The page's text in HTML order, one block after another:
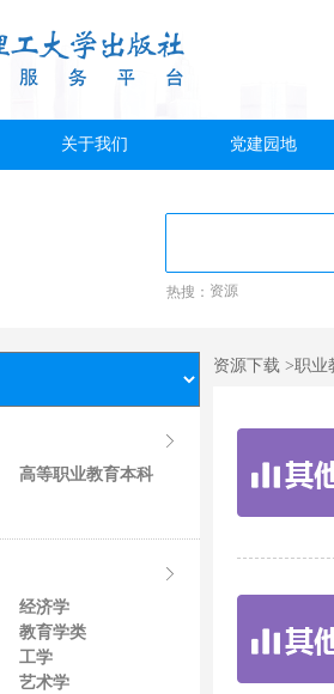
关于我们 党建园地
热搜： 资源
高等职业教育本科
经济学
教育学类
工学
艺术学
资源下载 >职